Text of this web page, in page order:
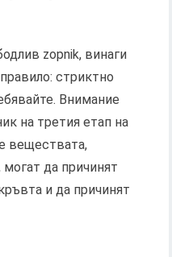
zopnik, винаги
стриктно
Внимание
на третия етап на
веществата,
да причинят
и да причинят